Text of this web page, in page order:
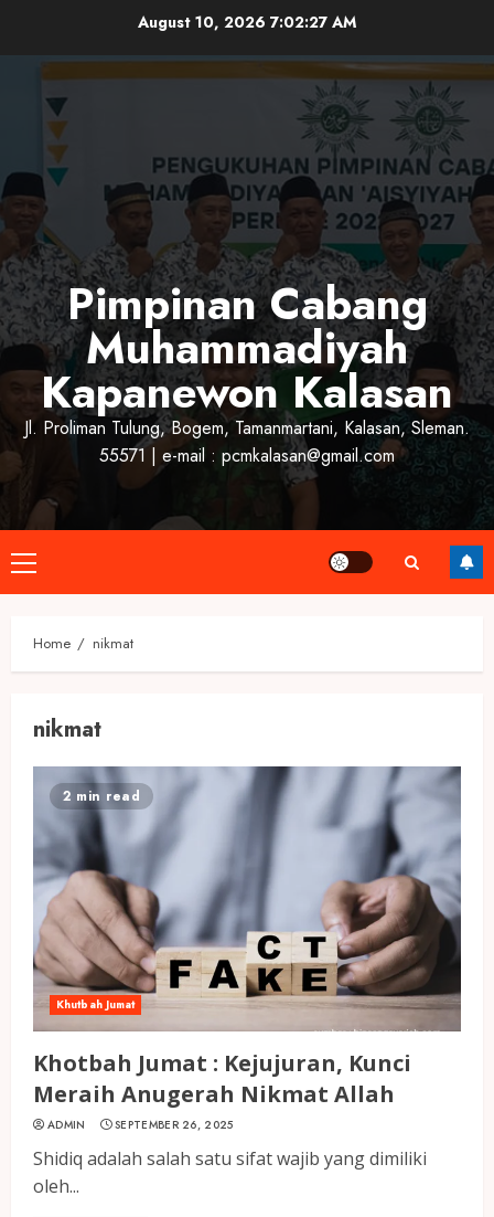
content
August 10, 2026 7:02:28 AM
Pimpinan Cabang
Muhammadiyah
Kapanewon Kalasan
Jl. Proliman Tulung, Bogem, Tamanmartani, Kalasan, Sleman.
55571 | e-mail : pcmkalasan@gmail.com
Primary
Menu
Home nikmat
nikmat
2 min read
Khutbah Jumat
Khotbah Jumat : Kejujuran, Kunci
Meraih Anugerah Nikmat Allah
ADMIN SEPTEMBER 26, 2025
Shidiq adalah salah satu sifat wajib yang dimiliki
oleh...